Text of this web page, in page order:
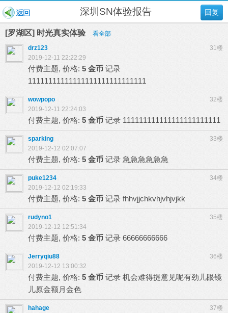
回复
深圳SN体验报告
[罗湖区] 时光真实体验
看全部
31楼
drz123
2019-12-11 22:22:29
付费主题, 价格: 5 金币 记录
11111111111111111111111111111
32楼
wowpopo
2019-12-11 22:24:03
付费主题, 价格: 5 金币 记录 111111111111111111111111
33楼
sparking
2019-12-12 02:07:07
付费主题, 价格: 5 金币 记录 急急急急急急
34楼
puke1234
2019-12-12 02:19:33
付费主题, 价格: 5 金币 记录 fhhvjjchkvhjvhjvjkk
35楼
rudyno1
2019-12-12 12:51:34
付费主题, 价格: 5 金币 记录 66666666666
36楼
Jerryqiu88
2019-12-12 13:00:32
付费主题, 价格: 5 金币 记录 机会难得提意见呢有劲儿眼镜
儿原金额月金色
37楼
hahage